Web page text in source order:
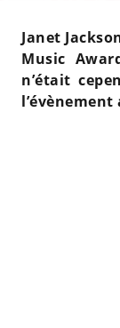
Janet
Music
n’était